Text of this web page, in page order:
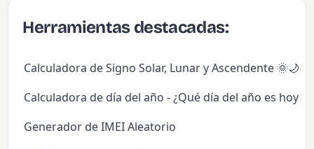
Herramientas destacadas:
Calculadora de Signo Solar, Lunar y Ascendente 🌞🌙✨
Calculadora de día del año - ¿Qué día del año es hoy?
Generador de IMEI Aleatorio